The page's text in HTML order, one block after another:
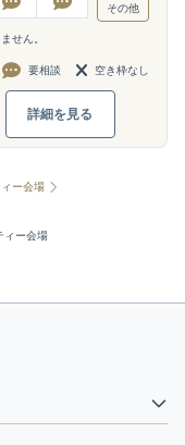
その他
せん。
要相談 空き枠なし
詳細を見る
ー会場
ィー会場